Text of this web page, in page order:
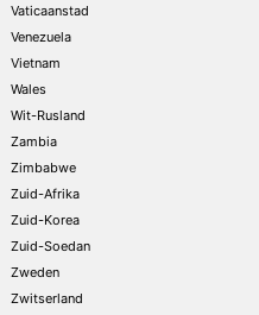
Vaticaanstad
Venezuela
Vietnam
Wales
Wit-Rusland
Zambia
Zimbabwe
Zuid-Afrika
Zuid-Korea
Zuid-Soedan
Zweden
Zwitserland